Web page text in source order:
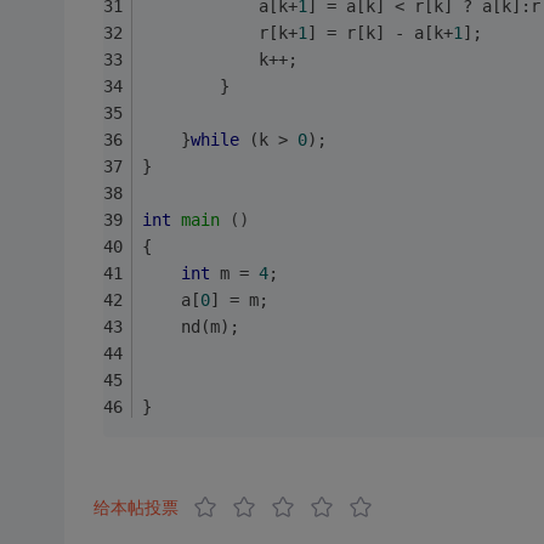
			a[k+
1
] = a[k] < r[k] ?
			r[k+
1 ] = r[k] - a[k+1 ];
			k++;
		}
	}
while (k > 0);
}
int main
()
{
int m = 4;
	a[
0] = m;
	nd(m);
}
给本帖投票